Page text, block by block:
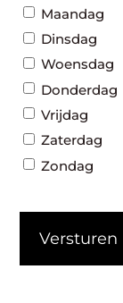
Maandag
Dinsdag
Woensdag
Donderdag
Vrijdag
Zaterdag
Zondag